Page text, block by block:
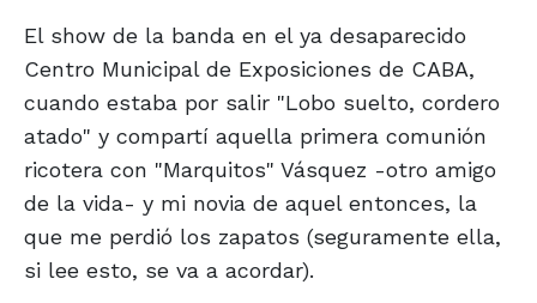
El show de la banda en el ya desaparecido
Centro Municipal de Exposiciones de CABA,
cuando estaba por salir "Lobo suelto, cordero
atado" y compartí aquella primera comunión
ricotera con "Marquitos" Vásquez -otro amigo
de la vida- y mi novia de aquel entonces, la
que me perdió los zapatos (seguramente ella,
si lee esto, se va a acordar).